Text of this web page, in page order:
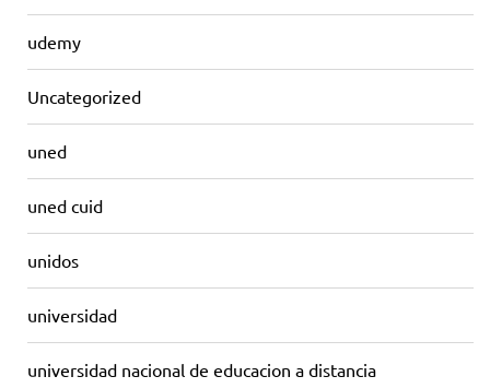
udemy
Uncategorized
uned
uned cuid
unidos
universidad
universidad nacional de educacion a distancia